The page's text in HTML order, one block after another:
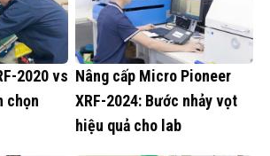
2020 vs
chọn
Nâng cấp Micro Pioneer
XRF-2024: Bước nhảy vọt
hiệu quả cho lab